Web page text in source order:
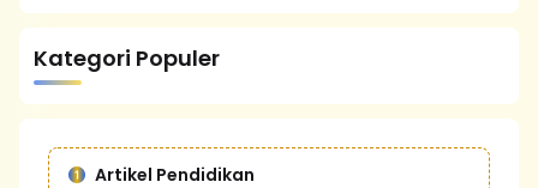
Kategori Populer
Artikel Pendidikan